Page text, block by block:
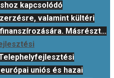
kapcsolódó
valamint kültéri
Másrészt…
uniós és hazai